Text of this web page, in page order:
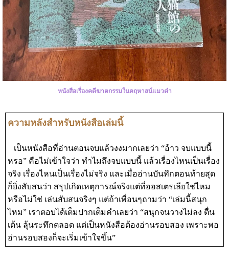
หนังสือเรื่องคดีฆาตกรรมในคฤหาสน์แมวดำ
ความหลังสำหรับหนังสือเล่มนี้
เป็นหนังสือที่อ่านตอนจบแล้วงงมากเลยว่า “อ้าว จบแบบนี้
หรอ” คือไม่เข้าใจว่า ทำไมถึงจบแบบนี้ แล้วเรื่องไหนเป็นเรื่อง
จริง เรื่องไหนเป็นเรื่องไม่จริง และเมื่ออ่านบันทึกตอนท้ายสุด
ก็ยิ่งสับสนว่า สรุปเกิดเหตุการณ์จริงแต่ที่ออสเตรเลียใช่ไหม
หรือไม่ใช่ เล่นสับสนจริงๆ แต่ถ้าเพื่อนๆถามว่า “เล่มนี้สนุก
ไหม” เราตอบได้เต็มปากเต็มคำเลยว่า “สนุกจนวางไม่ลง ตื่น
เต้น ลุ้นระทึกตลอด แต่เป็นหนังสือต้องอ่านรอบสอง เพราะพอ
อ่านรอบสองก็จะเริ่มเข้าใจขึ้น”